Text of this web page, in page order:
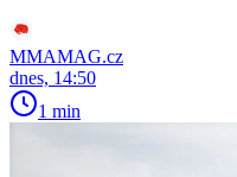
MMAMAG.cz
dnes, 14:50
1 min